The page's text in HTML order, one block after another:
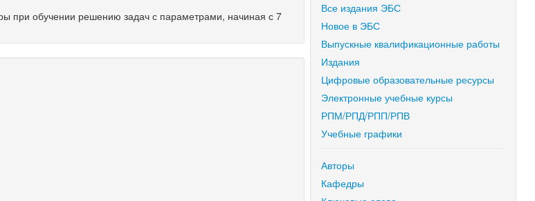
при обучении решению задач с параметрами, начиная с 7
Все издания ЭБС
Новое в ЭБС
Выпускные квалификационные работы
Издания
Цифровые образовательные ресурсы
Электронные учебные курсы
РПМ/РПД/РПП/РПВ
Учебные графики
Авторы
Кафедры